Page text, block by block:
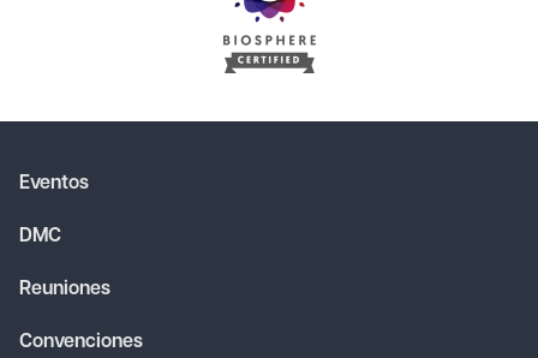
Eventos
DMC
Reuniones
Convenciones